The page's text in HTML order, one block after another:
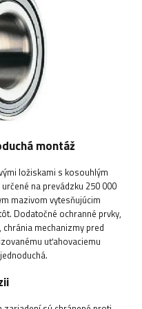
montáž
ložiskami s kosouhlým
na prevádzku 250 000
mazivom vytesňujúcim
Dodatočné ochranné prvky,
mechanizmy pred
uťahovaciemu